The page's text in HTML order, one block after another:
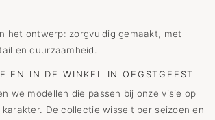
het ontwerp: zorgvuldig gemaakt, met
en duurzaamheid.
EN IN DE WINKEL IN OEGSTGEEST
we modellen die passen bij onze visie op
De collectie wisselt per seizoen en